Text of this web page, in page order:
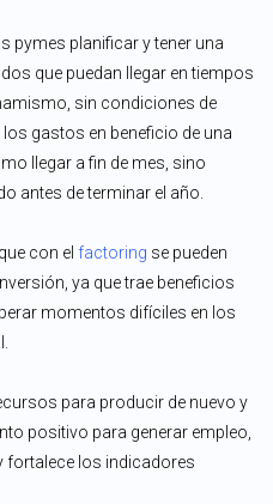
pymes planificar y tener una
que puedan llegar en tiempos
sin condiciones de
gastos en beneficio de una
llegar a fin de mes, sino
antes de terminar el año.
con el factoring se pueden
ya que trae beneficios
momentos difíciles en los
para producir de nuevo y
positivo para generar empleo,
fortalece los indicadores